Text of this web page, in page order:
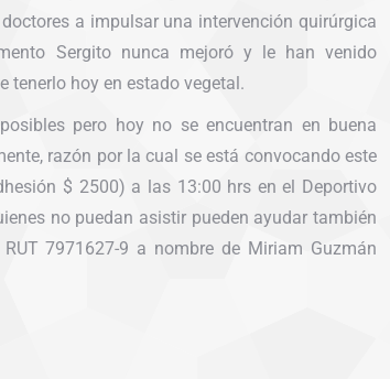
a impulsar una intervención quirúrgica
Sergito nunca mejoró y le han venido
tenerlo hoy en estado vegetal.
pero hoy no se encuentran en buena
razón por la cual se está convocando este
$ 2500) a las 13:00 hrs en el Deportivo
no puedan asistir pueden ayudar también
7971627-9 a nombre de Miriam Guzmán